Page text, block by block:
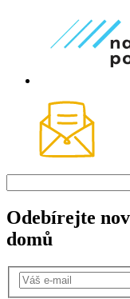
Odebírejte
domů